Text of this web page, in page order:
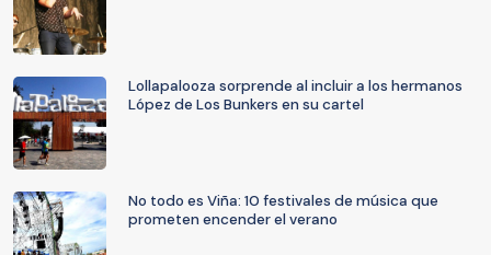
Lollapalooza sorprende al incluir a los hermanos
López de Los Bunkers en su cartel
No todo es Viña: 10 festivales de música que
prometen encender el verano